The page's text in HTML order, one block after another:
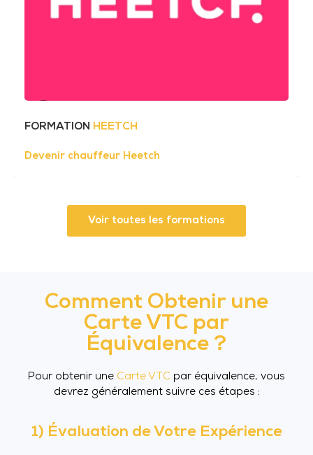
FORMATION HEETCH
Devenir chauffeur Heetch
Voir toutes les formations
Comment Obtenir une
Carte VTC par
Équivalence ?
Pour obtenir une Carte VTC par équivalence, vous
devrez généralement suivre ces étapes :
1) Évaluation de Votre Expérience